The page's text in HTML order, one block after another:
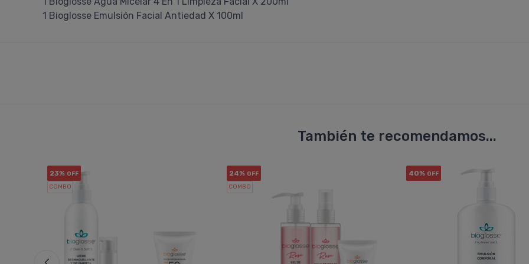
1 Bioglosse Emulsión Facial Antiedad X 100ml
También te recomendamos...
23% OFF
COMBO
24% OFF
COMBO
40% OFF